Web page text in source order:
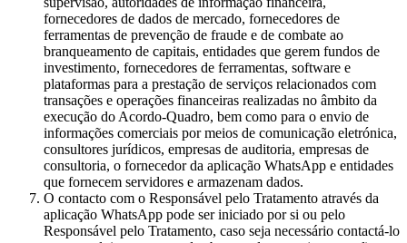
fornecedores de dados de mercado, fornecedores de
ferramentas de prevenção de fraude e de combate ao
branqueamento de capitais, entidades que gerem fundos de
investimento, fornecedores de ferramentas, software e
plataformas para a prestação de serviços relacionados com
transações e operações financeiras realizadas no âmbito da
execução do Acordo-Quadro, bem como para o envio de
informações comerciais por meios de comunicação eletrónica,
consultores jurídicos, empresas de auditoria, empresas de
consultoria, o fornecedor da aplicação WhatsApp e entidades
que fornecem servidores e armazenam dados.
O contacto com o Responsável pelo Tratamento através da
aplicação WhatsApp pode ser iniciado por si ou pelo
Responsável pelo Tratamento, caso seja necessário contactá-lo